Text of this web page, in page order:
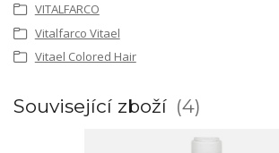
VITALFARCO
Vitalfarco Vitael
Vitael Colored Hair
Související zboží 4